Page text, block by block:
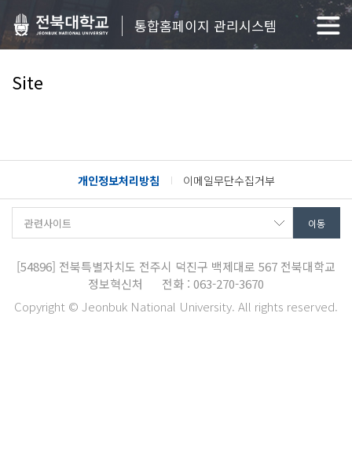
통합홈페이지 관리시스템
Site
개인정보처리방침 이메일무단수집거부
[54896] 전북특별자치도 전주시 덕진구 백제대로 567 전북대학교
정보혁신처
전화 : 063-270-3670
Copyright © Jeonbuk National University. All rights reserved.